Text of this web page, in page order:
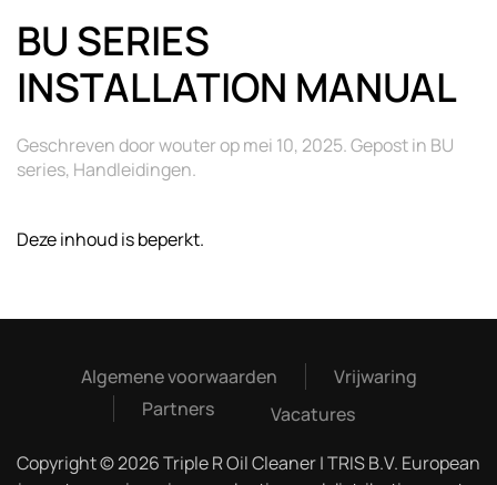
BU SERIES
INSTALLATION MANUAL
Geschreven doorwouteropmei 10, 2025. Gepost in BU
series, Handleidingen.
Deze inhoud is beperkt.
Algemene voorwaarden
Vrijwaring
Partners
Vacatures
Copyright © 2026 Triple R Oil Cleaner | TRIS B.V. European